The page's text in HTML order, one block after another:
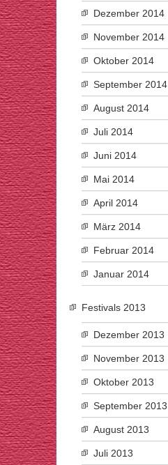
Dezember 2014
November 2014
Oktober 2014
September 2014
August 2014
Juli 2014
Juni 2014
Mai 2014
April 2014
März 2014
Februar 2014
Januar 2014
Festivals 2013
Dezember 2013
November 2013
Oktober 2013
September 2013
August 2013
Juli 2013